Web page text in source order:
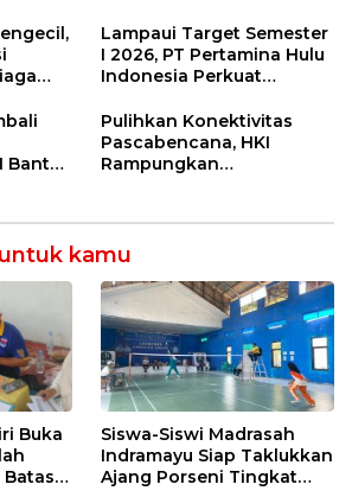
Sekolah Lapang Iklim
Lampaui Target Semester
I 2026, PT Pertamina Hulu
Indonesia Perkuat
Nasional Lewat Inovasi &
Keselamatan Kerja
Bantai
Pulihkan Konektivitas
Pascabencana, HKI
Rampungkan
kamu
Buka
Siswa-Siswi Madrasah
Indramayu Siap Taklukkan
Ajang Porseni Tingkat